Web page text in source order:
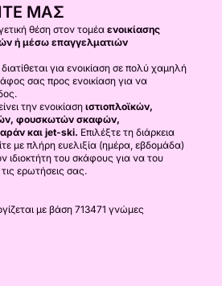
ΜΑΣ
θέση στον τομέα ενοικίασης
ή μέσω επαγγελματιών
για ενοικίαση σε πολύ χαμηλή
σας προς ενοικίαση για να
την ενοικίαση ιστιοπλοϊκών,
φουσκωτών σκαφών,
και jet-ski. Επιλέξτε τη διάρκεια
με πλήρη ευελιξία (ημέρα, εβδομάδα)
ιδιοκτήτη του σκάφους για να του
ερωτήσεις σας.
με βάση 713471 γνώμες